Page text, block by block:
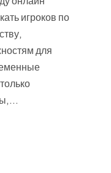
игроков по
для